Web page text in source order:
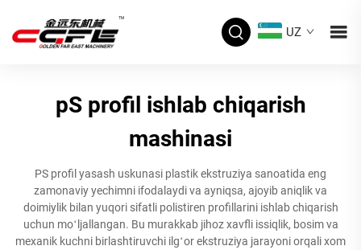
UZ
pS profil ishlab chiqarish
mashinasi
PS profil yasash uskunasi plastik ekstruziya sanoatida eng
zamonaviy yechimni ifodalaydi va ayniqsa, ajoyib aniqlik va
doimiylik bilan yuqori sifatli polistiren profillarini ishlab chiqarish
uchun moʻljallangan. Bu murakkab jihoz xavfli issiqlik, bosim va
mexanik kuchni birlashtiruvchi ilgʻor ekstruziya jarayoni orqali xom